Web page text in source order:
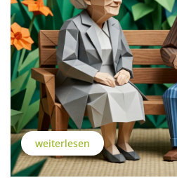
weiterlesen